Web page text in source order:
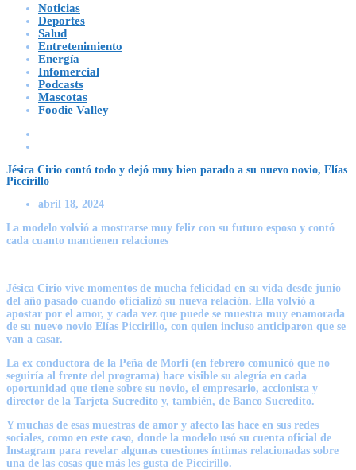
Noticias
Deportes
Salud
Entretenimiento
Energía
Infomercial
Podcasts
Mascotas
Foodie Valley
Jésica Cirio contó todo y dejó muy bien parado a su nuevo novio, Elías
Piccirillo
abril 18, 2024
La modelo volvió a mostrarse muy feliz con su futuro esposo y contó
cada cuanto mantienen relaciones
Jésica Cirio vive momentos de mucha felicidad en su vida desde junio
del año pasado cuando oficializó su nueva relación. Ella volvió a
apostar por el amor, y cada vez que puede se muestra muy enamorada
de su nuevo novio Elías Piccirillo, con quien incluso anticiparon que se
van a casar.
La ex conductora de la Peña de Morfi (en febrero comunicó que no
seguiría al frente del programa) hace visible su alegría en cada
oportunidad que tiene sobre su novio, el empresario, accionista y
director de la Tarjeta Sucredito y, también, de Banco Sucredito.
Y muchas de esas muestras de amor y afecto las hace en sus redes
sociales, como en este caso, donde la modelo usó su cuenta oficial de
Instagram para revelar algunas cuestiones íntimas relacionadas sobre
una de las cosas que más les gusta de Piccirillo.